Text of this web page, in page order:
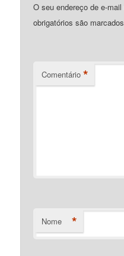
O seu endereço de e-
obrigatórios são
Comentário *
Nome *